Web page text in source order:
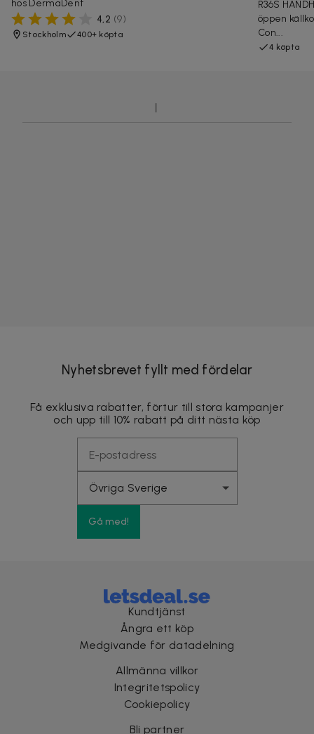
hos DermaDent
4,2 (9)
Stockholm 400+ köpta
R36S
öppen
Con...
4 köpta
Nyhetsbrevet fyllt med fördelar
Få exklusiva rabatter, förtur till stora kampanjer
och upp till 10% rabatt på ditt nästa köp
Gå med!
Kundtjänst
Ångra ett köp
Medgivande för datadelning
Allmänna villkor
Integritetspolicy
Cookiepolicy
Bli partner